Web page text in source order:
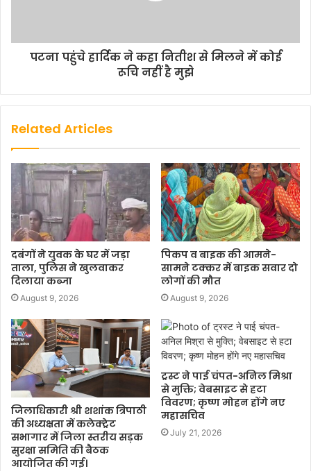
पटना पहुंचे हार्दिक ने कहा नितीश से मिलने में कोई
रूचि नहीं है मुझे
Related Articles
दबंगों ने युवक के घर में जड़ा
ताला, पुलिस ने खुलवाकर
दिलाया कब्जा
August 9, 2026
पिकप व बाइक की आमने-
सामने टक्कर में बाइक सवार दो
लोगों की मौत
August 9, 2026
जिलाधिकारी श्री शशांक त्रिपाठी
की अध्यक्षता में कलेक्ट्रेट
सभागार में जिला स्तरीय सड़क
सुरक्षा समिति की बैठक
आयोजित की गई।
ट्रस्ट ने पाई चंपत-अनिल मिश्रा
से मुक्ति; वेबसाइट से हटा
विवरण; कृष्ण मोहन होंगे नए
महासचिव
July 21, 2026